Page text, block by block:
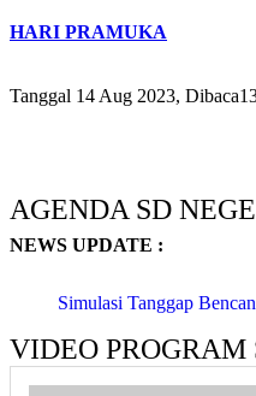
HARI PRAMUKA
Tanggal 14 Aug 2023,
AGENDA SD
NEWS UPDATE :
Simulasi Tanggap
Yogyakart...
VIDEO